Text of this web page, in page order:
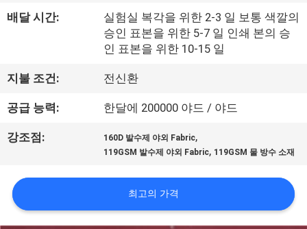
장
행
품
관
리
배달 시간:
실험실 복각을 위한 2-3 일 보통 색깔의
승인 표본을 위한 5-7 일 인쇄 본의 승
인 표본을 위한 10-15 일
지불 조건: 전신환
공급 능력: 한달에 200000 야드 / 야드
강조점: 160D 발수제 야외 Fabric,
119GSM 발수제 야외 Fabric, 119GSM 물 방수 소재
최고의 가격